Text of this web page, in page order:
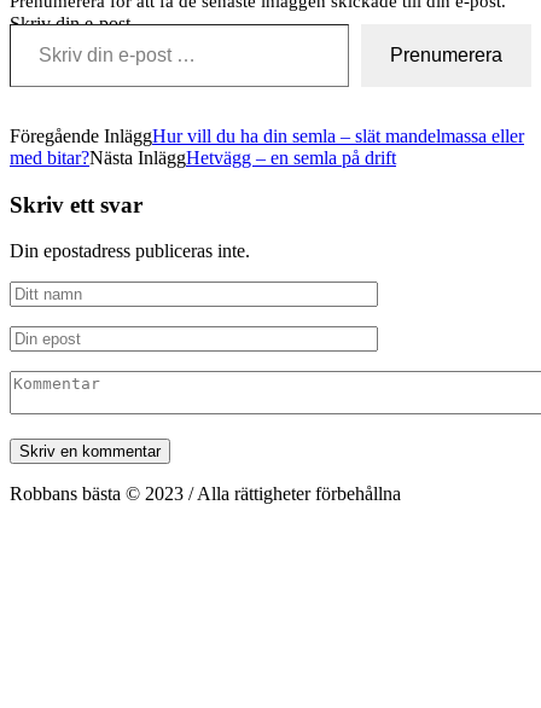
Skriv din e-post …
Prenumerera
Föregående InläggHur vill du ha din semla – slät mandelmassa eller
med bitar?Nästa InläggHetvägg – en semla på drift
Skriv ett svar
Din epostadress publiceras inte.
Robbans bästa © 2023 / Alla rättigheter förbehållna